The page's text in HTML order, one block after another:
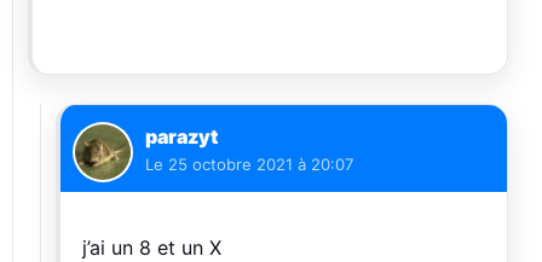
parazyt
Le 25 octobre 2021 à 20:07
j’ai un 8 et un X